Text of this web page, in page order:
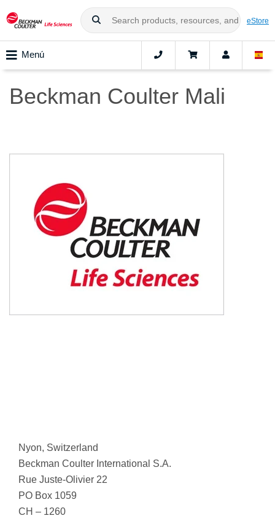
eStore
Menú
Beckman Coulter Mali
Nyon, Switzerland
Beckman Coulter International S.A.
Rue Juste-Olivier 22
PO Box 1059
CH – 1260